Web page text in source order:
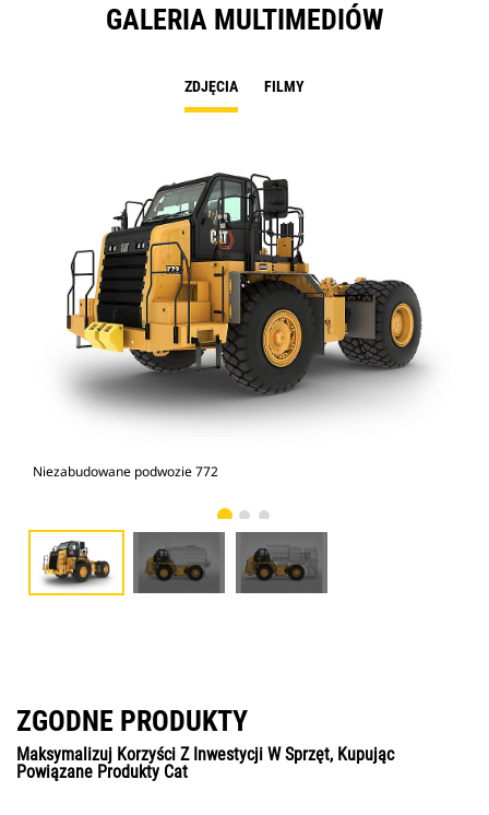
GALERIA MULTIMEDIÓW
ZDJĘCIA FILMY
Niezabudowane podwozie 772
ZGODNE PRODUKTY
Maksymalizuj Korzyści Z Inwestycji W Sprzęt, Kupując
Powiązane Produkty Cat